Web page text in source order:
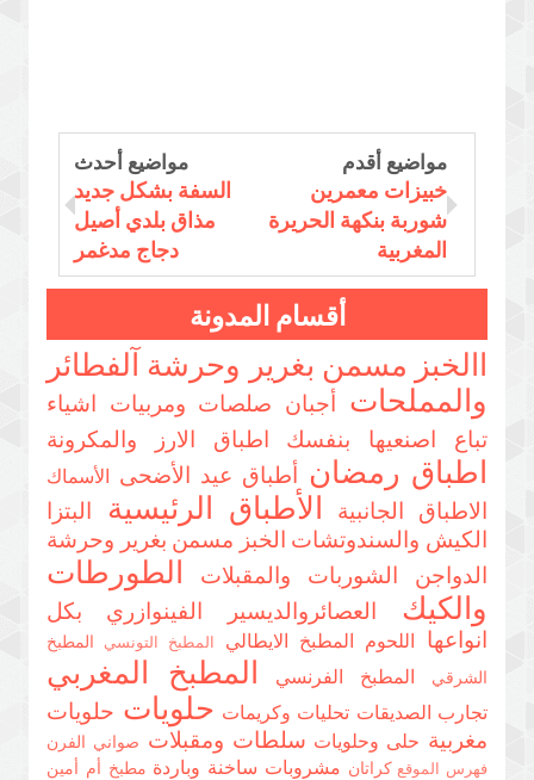
مواضيع أحدث
السفة بشكل جديد
مذاق بلدي أصيل
دجاج مدغمر
مواضيع أقدم
خبيزات معمرين
شوربة بنكهة الحريرة
المغربية
أقسام المدونة
االخبز مسمن بغرير وحرشة آلفطائر
والمملحاتأجبان صلصات ومربيات اشياء
تباع اصنعيها بنفسك اطباق الارز والمكرونة
اطباق رمضان أطباق عيد الأضحى الأسماك
الاطباق الجانبية الأطباق الرئيسية
البتزا
الكيش والسندوتشات الخبز مسمن بغرير وحرشة
الدواجن الشوربات والمقبلات الطورطات
والكيك
العصائروالديسير الفينوازري بكل
انواعها
اللحوم المطبخ الايطالي المطبخ التونسي المطبخ
الشرقي المطبخ الفرنسي المطبخ المغربي
تجارب الصديقات تحليات وكريمات حلويات حلويات
مغربية حلى وحلويات سلطات ومقبلات صواني الفرن
فهرس الموقعكراتان مشروبات ساخنة وباردة مطبخ أم أمين